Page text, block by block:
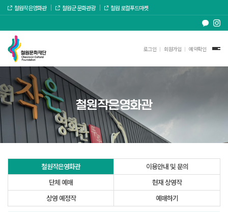
철원작은영화관 철원군 문화관광 철원 로컬푸드마켓
로그인 회원가입 예약확인
철원작은영화관
철원작은영화관
이용안내 및 문의
단체 예매
현재 상영작
상영 예정작
예매하기